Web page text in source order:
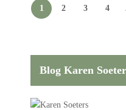
1 2 3 4
Blog Karen